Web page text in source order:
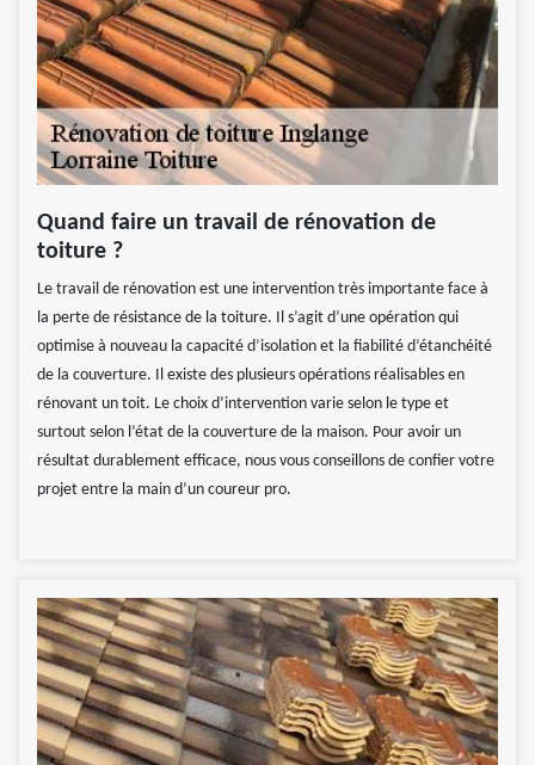
Quand faire un travail de rénovation de
toiture ?
Le travail de rénovation est une intervention très importante face à
la perte de résistance de la toiture. Il s’agit d’une opération qui
optimise à nouveau la capacité d’isolation et la fiabilité d’étanchéité
de la couverture. Il existe des plusieurs opérations réalisables en
rénovant un toit. Le choix d’intervention varie selon le type et
surtout selon l’état de la couverture de la maison. Pour avoir un
résultat durablement efficace, nous vous conseillons de confier votre
projet entre la main d’un coureur pro.